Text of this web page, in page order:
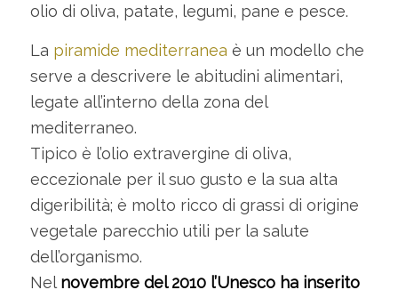
olio di oliva, patate, legumi, pane e pesce.
La piramide mediterranea è un modello che
serve a descrivere le abitudini alimentari,
legate all’interno della zona del
mediterraneo.
Tipico è l’olio extravergine di oliva,
eccezionale per il suo gusto e la sua alta
digeribilità; è molto ricco di grassi di origine
vegetale parecchio utili per la salute
dell’organismo.
Nel novembre del 2010 l’Unesco ha inserito